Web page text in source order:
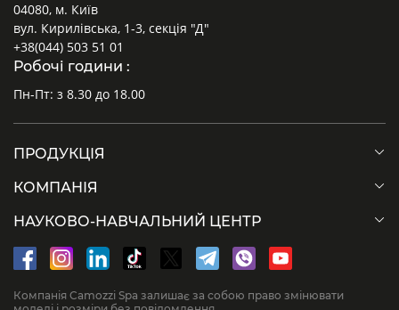
04080, м. Київ
вул. Кирилівська, 1-3, секція "Д"
+38(044) 503 51 01
Робочі години :
Пн-Пт: з 8.30 до 18.00
ПРОДУКЦІЯ
КОМПАНІЯ
НАУКОВО-НАВЧАЛЬНИЙ ЦЕНТР
Компанія Camozzi Spa залишає за собою право змінювати